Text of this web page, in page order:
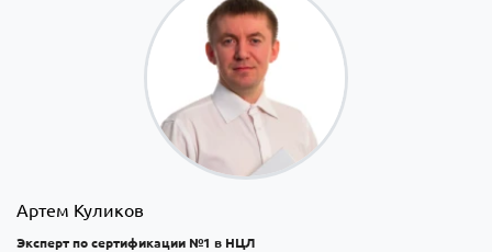
Артем Куликов
Эксперт по сертификации №1 в НЦЛ